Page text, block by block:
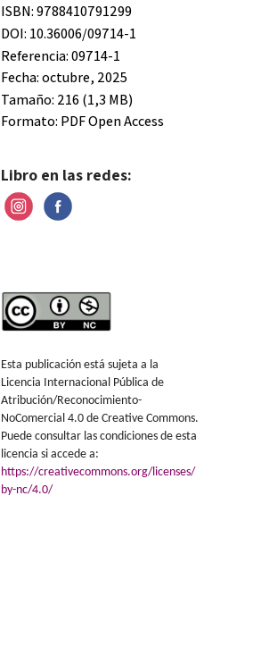
ISBN: 9788410791299
DOI: 10.36006/09714-1
Referencia: 09714-1
Fecha: octubre, 2025
Tamaño: 216 (1,3 MB)
Formato: PDF Open Access
Libro en las redes:
Esta publicación está sujeta a la
Licencia Internacional Pública de
Atribución/Reconocimiento-
NoComercial 4.0 de Creative Commons.
Puede consultar las condiciones de esta
licencia si accede a:
https://creativecommons.org/licenses/
by-nc/4.0/